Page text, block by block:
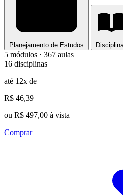
Planejamento de Estudos
5 módulos · 367 aulas
16 disciplinas
até 12x de
R$ 46,39
ou R$ 497,00 à vista
Comprar